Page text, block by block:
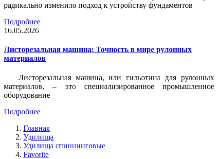
радикально изменило подход к устройству фундаментов
Подробнее
16.05.2026
Листорезальная машина: Точность в мире рулонных
материалов
Листорезальная машина, или гильотина для рулонных
материалов, – это специализированное промышленное
оборудование
Подробнее
Главная
Удилища
Удилища спиннинговые
Favorite